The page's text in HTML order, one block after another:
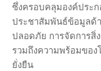
ซึ่งครอบคลุมองค์ประ
ประชาสัมพันธ์ข้อมูลด้
ปลอดภัย การจัดการสิ่
รวมถึงความพร้อมของ
ยั่งยืน